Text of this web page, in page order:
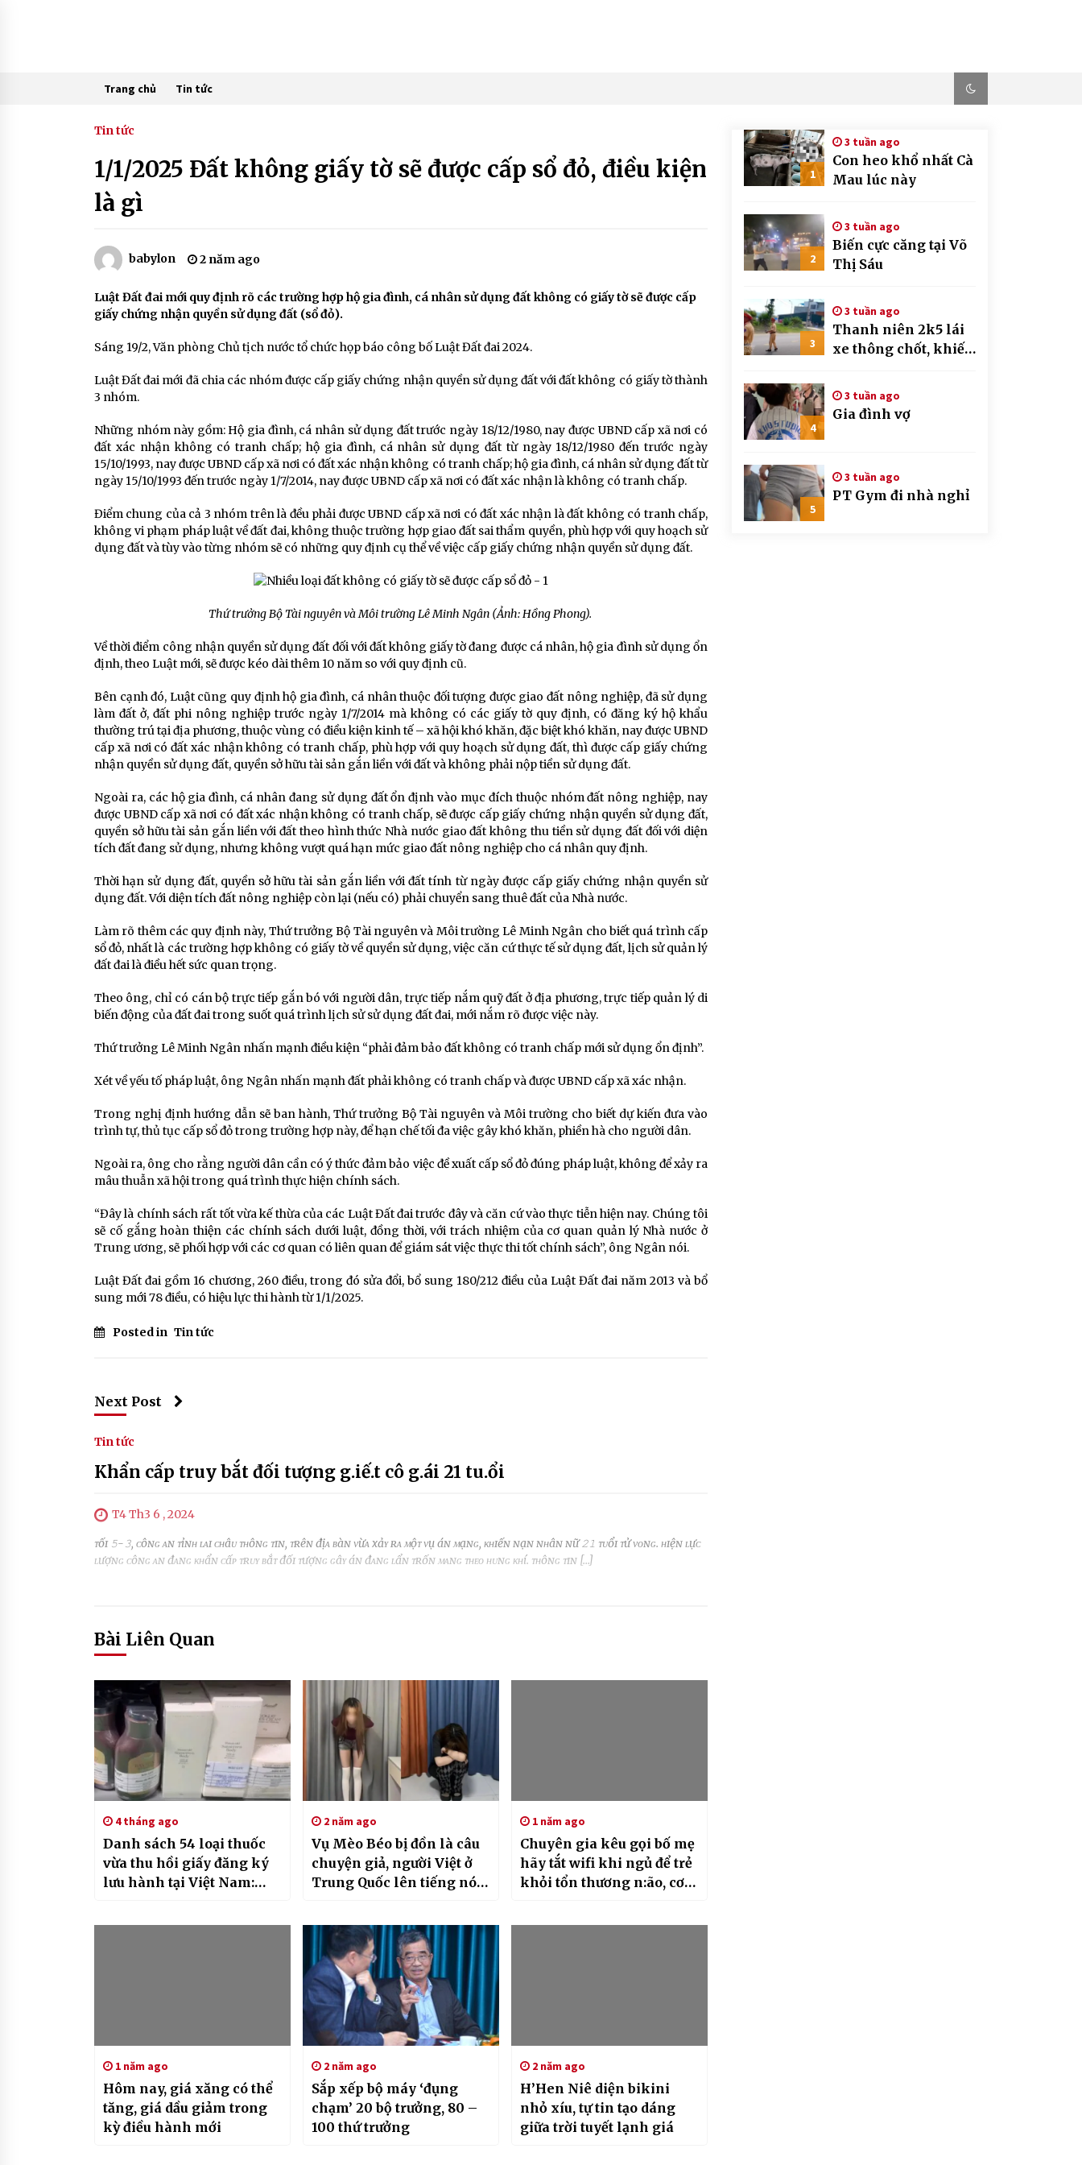
Trang chủ Tin tức
Tin tức
1/1/2025 Đất không giấy tờ sẽ được cấp sổ đỏ, điều kiện
là gì
babylon 2 năm ago
Luật Đất đai mới quy định rõ các trường hợp hộ gia đình, cá nhân sử dụng đất không có giấy tờ sẽ được cấp
giấy chứng nhận quyền sử dụng đất (sổ đỏ).
Sáng 19/2, Văn phòng Chủ tịch nước tổ chức họp báo công bố Luật Đất đai 2024.
Luật Đất đai mới đã chia các nhóm được cấp giấy chứng nhận quyền sử dụng đất với đất không có giấy tờ thành
3 nhóm.
Những nhóm này gồm: Hộ gia đình, cá nhân sử dụng đất trước ngày 18/12/1980, nay được UBND cấp xã nơi có
đất xác nhận không có tranh chấp; hộ gia đình, cá nhân sử dụng đất từ ngày 18/12/1980 đến trước ngày
15/10/1993, nay được UBND cấp xã nơi có đất xác nhận không có tranh chấp; hộ gia đình, cá nhân sử dụng đất từ
ngày 15/10/1993 đến trước ngày 1/7/2014, nay được UBND cấp xã nơi có đất xác nhận là không có tranh chấp.
Điểm chung của cả 3 nhóm trên là đều phải được UBND cấp xã nơi có đất xác nhận là đất không có tranh chấp,
không vi phạm pháp luật về đất đai, không thuộc trường hợp giao đất sai thẩm quyền, phù hợp với quy hoạch sử
dụng đất và tùy vào từng nhóm sẽ có những quy định cụ thể về việc cấp giấy chứng nhận quyền sử dụng đất.
Thứ trưởng Bộ Tài nguyên và Môi trường Lê Minh Ngân (Ảnh: Hồng Phong).
Về thời điểm công nhận quyền sử dụng đất đối với đất không giấy tờ đang được cá nhân, hộ gia đình sử dụng ổn
định, theo Luật mới, sẽ được kéo dài thêm 10 năm so với quy định cũ.
Bên cạnh đó, Luật cũng quy định hộ gia đình, cá nhân thuộc đối tượng được giao đất nông nghiệp, đã sử dụng
làm đất ở, đất phi nông nghiệp trước ngày 1/7/2014 mà không có các giấy tờ quy định, có đăng ký hộ khẩu
thường trú tại địa phương, thuộc vùng có điều kiện kinh tế – xã hội khó khăn, đặc biệt khó khăn, nay được UBND
cấp xã nơi có đất xác nhận không có tranh chấp, phù hợp với quy hoạch sử dụng đất, thì được cấp giấy chứng
nhận quyền sử dụng đất, quyền sở hữu tài sản gắn liền với đất và không phải nộp tiền sử dụng đất.
Ngoài ra, các hộ gia đình, cá nhân đang sử dụng đất ổn định vào mục đích thuộc nhóm đất nông nghiệp, nay
được UBND cấp xã nơi có đất xác nhận không có tranh chấp, sẽ được cấp giấy chứng nhận quyền sử dụng đất,
quyền sở hữu tài sản gắn liền với đất theo hình thức Nhà nước giao đất không thu tiền sử dụng đất đối với diện
tích đất đang sử dụng, nhưng không vượt quá hạn mức giao đất nông nghiệp cho cá nhân quy định.
Thời hạn sử dụng đất, quyền sở hữu tài sản gắn liền với đất tính từ ngày được cấp giấy chứng nhận quyền sử
dụng đất. Với diện tích đất nông nghiệp còn lại (nếu có) phải chuyển sang thuê đất của Nhà nước.
Làm rõ thêm các quy định này, Thứ trưởng Bộ Tài nguyên và Môi trường Lê Minh Ngân cho biết quá trình cấp
sổ đỏ, nhất là các trường hợp không có giấy tờ về quyền sử dụng, việc căn cứ thực tế sử dụng đất, lịch sử quản lý
đất đai là điều hết sức quan trọng.
Theo ông, chỉ có cán bộ trực tiếp gắn bó với người dân, trực tiếp nắm quỹ đất ở địa phương, trực tiếp quản lý di
biến động của đất đai trong suốt quá trình lịch sử sử dụng đất đai, mới nắm rõ được việc này.
Thứ trưởng Lê Minh Ngân nhấn mạnh điều kiện “phải đảm bảo đất không có tranh chấp mới sử dụng ổn định”.
Xét về yếu tố pháp luật, ông Ngân nhấn mạnh đất phải không có tranh chấp và được UBND cấp xã xác nhận.
Trong nghị định hướng dẫn sẽ ban hành, Thứ trưởng Bộ Tài nguyên và Môi trường cho biết dự kiến đưa vào
trình tự, thủ tục cấp sổ đỏ trong trường hợp này, để hạn chế tối đa việc gây khó khăn, phiền hà cho người dân.
Ngoài ra, ông cho rằng người dân cần có ý thức đảm bảo việc đề xuất cấp sổ đỏ đúng pháp luật, không để xảy ra
mâu thuẫn xã hội trong quá trình thực hiện chính sách.
“Đây là chính sách rất tốt vừa kế thừa của các Luật Đất đai trước đây và căn cứ vào thực tiễn hiện nay. Chúng tôi
sẽ cố gắng hoàn thiện các chính sách dưới luật, đồng thời, với trách nhiệm của cơ quan quản lý Nhà nước ở
Trung ương, sẽ phối hợp với các cơ quan có liên quan để giám sát việc thực thi tốt chính sách”, ông Ngân nói.
Luật Đất đai gồm 16 chương, 260 điều, trong đó sửa đổi, bổ sung 180/212 điều của Luật Đất đai năm 2013 và bổ
sung mới 78 điều, có hiệu lực thi hành từ 1/1/2025.
Posted in Tin tức
Next Post
Tin tức
Khẩn cấp truy bắt đối tượng g.iế.t cô g.ái 21 tu.ổi
T4 Th3 6 , 2024
ᴛốɪ 𝟻-𝟹, ᴄôɴɢ ᴀɴ ᴛỉɴʜ ʟᴀɪ ᴄʜâᴜ ᴛʜôɴɢ ᴛɪɴ, ᴛʀêɴ địᴀ ʙàɴ ᴠừᴀ xảʏ ʀᴀ ᴍộᴛ ᴠụ áɴ ᴍạɴɢ, ᴋʜɪếɴ ɴạɴ ɴʜâɴ ɴữ 𝟸𝟷 ᴛᴜổɪ ᴛử ᴠᴏɴɢ. ʜɪệɴ ʟựᴄ
ʟượɴɢ ᴄôɴɢ ᴀɴ đᴀɴɢ ᴋʜẩɴ ᴄấᴘ ᴛʀᴜʏ ʙắᴛ đốɪ ᴛượɴɢ ɢâʏ áɴ đᴀɴɢ ʟẩɴ ᴛʀốɴ ᴍᴀɴɢ ᴛʜᴇᴏ ʜᴜɴɢ ᴋʜí. ᴛʜôɴɢ ᴛɪɴ […]
Bài Liên Quan
4 tháng ago
Danh sách 54 loại thuốc
vừa thu hồi giấy đăng ký
lưu hành tại Việt Nam:
giảm đau…
2 năm ago
Vụ Mèo Béo bị đồn là câu
chuyện giả, người Việt ở
Trung Quốc lên tiếng nói
1 năm ago
Chuyên gia kêu gọi bố mẹ
hãy tắt wifi khi ngủ để trẻ
khỏi tổn thương n:ão, cơ
1 năm ago
Hôm nay, giá xăng có thể
tăng, giá dầu giảm trong
kỳ điều hành mới
2 năm ago
Sắp xếp bộ máy ‘đụng
chạm’ 20 bộ trưởng, 80 –
100 thứ trưởng
2 năm ago
H’Hen Niê diện bikini
nhỏ xíu, tự tin tạo dáng
giữa trời tuyết lạnh giá
1
3 tuần ago
Con heo khổ nhất Cà
Mau lúc này
2
3 tuần ago
Biến cực căng tại Võ
Thị Sáu
3
3 tuần ago
Thanh niên 2k5 lái
xe thông chốt, khiến
mấy giây
4
3 tuần ago
Gia đình vợ
5
3 tuần ago
PT Gym đi nhà nghỉ